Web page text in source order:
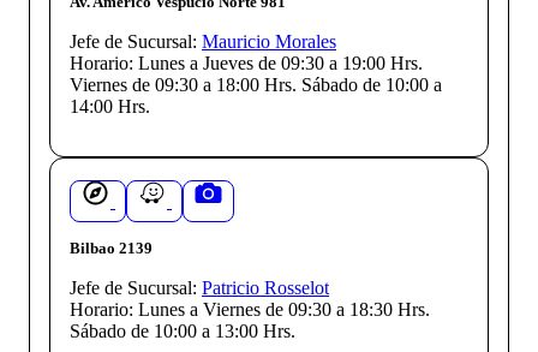
Jefe de Sucursal: Mauricio Morales
Horario: Lunes a Jueves de 09:30 a 19:00 Hrs.
Viernes de 09:30 a 18:00 Hrs. Sábado de 10:00 a
14:00 Hrs.
Bilbao 2139
Jefe de Sucursal: Patricio Rosselot
Horario: Lunes a Viernes de 09:30 a 18:30 Hrs.
Sábado de 10:00 a 13:00 Hrs.